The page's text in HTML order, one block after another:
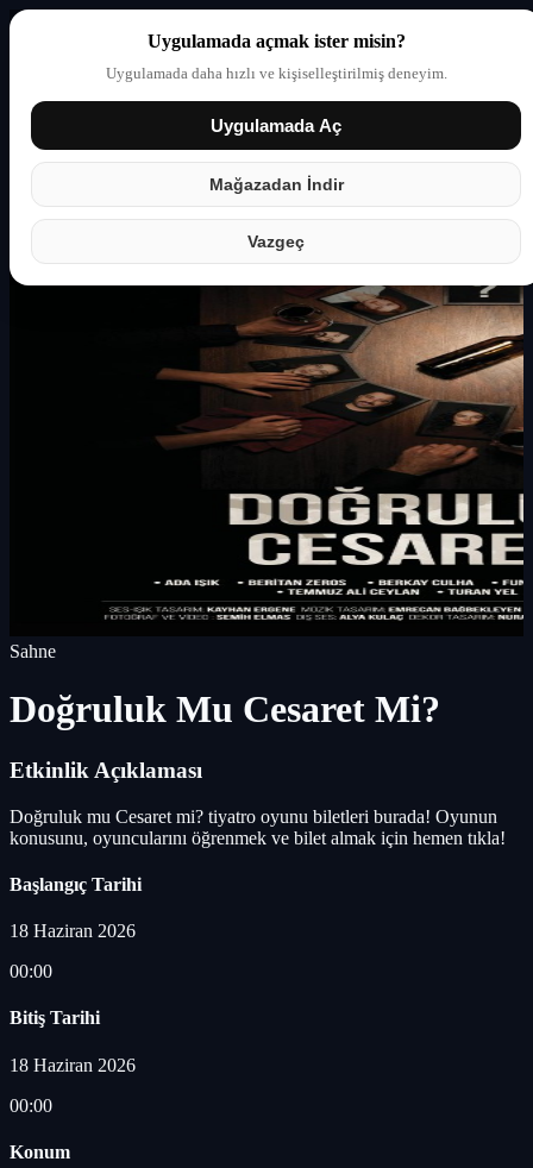
Uygulamada açmak ister misin?
Uygulamada daha hızlı ve kişiselleştirilmiş deneyim.
Uygulamada Aç
Mağazadan İndir
Vazgeç
Giriş yap Partner
Sahne
Doğruluk Mu Cesaret Mi?
Etkinlik Açıklaması
Doğruluk mu Cesaret mi? tiyatro oyunu biletleri burada! Oyunun
konusunu, oyuncularını öğrenmek ve bilet almak için hemen tıkla!
Başlangıç Tarihi
18 Haziran 2026
00:00
Bitiş Tarihi
18 Haziran 2026
00:00
Konum